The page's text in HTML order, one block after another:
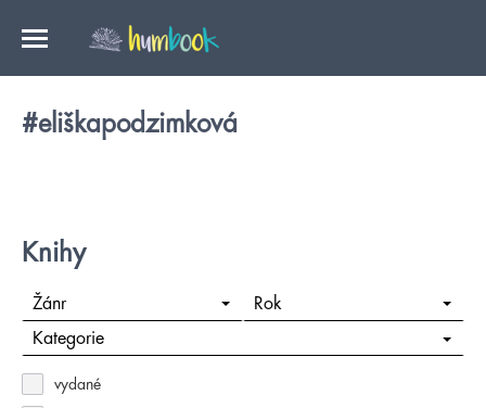
#eliškapodzimková
Knihy
Žánr Rok
Kategorie
vydané